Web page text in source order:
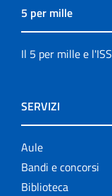
5 per mille
Il 5 per mille e l'ISS
SERVIZI
Aule
Bandi e concorsi
Biblioteca